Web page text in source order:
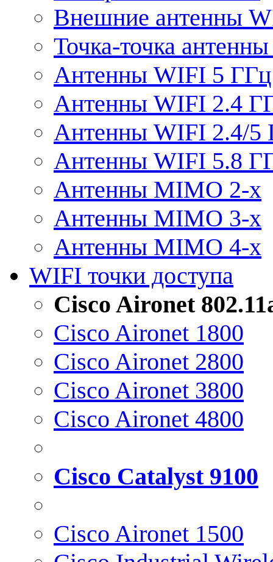
Внешние антенны
Точка-точка
Антенны WIFI 5 ГГц
Антенны WIFI 2.4
Антенны WIFI 2.4/5
Антенны WIFI 5.8
Антенны MIMO 2-x
Антенны MIMO 3-x
Антенны MIMO 4-x
WIFI точки доступа
Cisco Aironet
Cisco Aironet 1800
Cisco Aironet 2800
Cisco Aironet 3800
Cisco Aironet 4800
Cisco Catalyst 9100
Cisco Aironet 1500